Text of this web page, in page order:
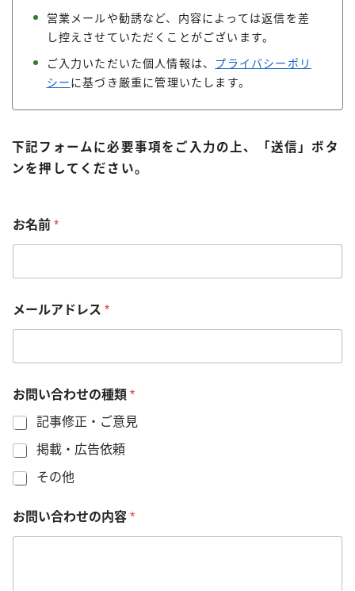
営業メールや勧誘など、内容によっては返信を差
し控えさせていただくことがございます。
ご入力いただいた個人情報は、 プライバシーポリ
シーに基づき厳重に管理いたします。
下記フォームに必要事項をご入力の上、「送信」ボタ
ンを押してください。
問
い
わ
の
内
容
お
い
の
内
容
お名前 *
メールアドレス *
お問い合わせの種類 *
記事修正・ご意見
掲載・広告依頼
その他
お問い合わせの内容 *